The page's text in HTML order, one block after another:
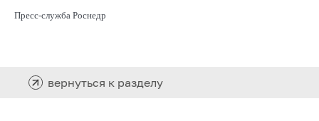
Пресс-служба Роснедр
вернуться к разделу